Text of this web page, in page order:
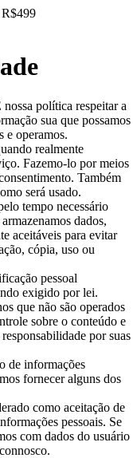
R$499
política respeitar a
sua que possamos
e operamos.
realmente
Fazemo-lo por meios
Também
será usado.
tempo necessário
dados,
aceitáveis ​​para evitar
cópia, uso ou
pessoal
exigido por lei.
que não são operados
sobre o conteúdo e
por suas
de informações
fornecer alguns dos
como aceitação de
pessoais. Se
com dados do usuário